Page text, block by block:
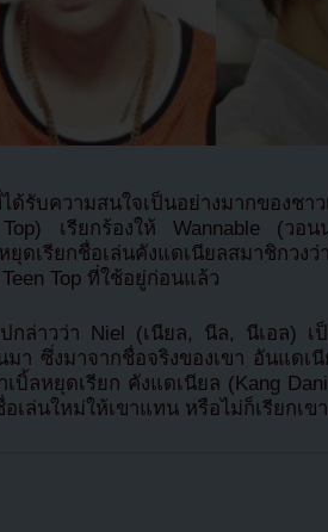
ได้รับความสนใจเป็นอย่างมากของช
เรียกร้องให้ Wannable (วอ
ยุดเรียกชื่อเล่นคังแดเนียลสมาชิกวง
Top ที่ใช้อยู่ก่อนแล้ว
ล่าวว่า Niel (เนียล, นีล, นีเอล) เป็
า ซึ่งมาจากชื่อจริงของเขา อันแดเ
เบิ้ลหยุดเรียก คังแดเนียล (Kang
เล่นใหม่ให้เขาแทน หรือไม่ก็เรียกเข